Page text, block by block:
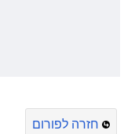
חזרה לפורום